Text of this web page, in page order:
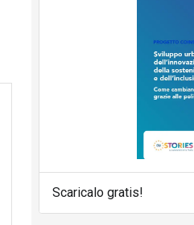
Scaricalo gratis!